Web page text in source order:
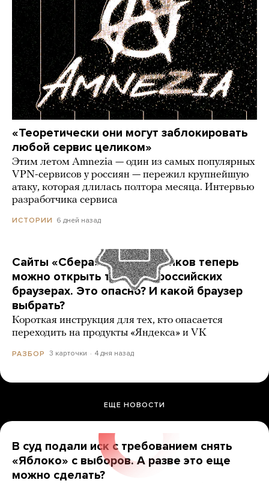
«Теоретически они могут заблокировать
любой сервис целиком»
Этим летом Amnezia — один из самых популярных
VPN-сервисов у россиян — пережил крупнейшую
атаку, которая длилась полтора месяца. Интервью
разработчика сервиса
ИСТОРИИ 6 дней назад
Сайты «Сбера» и других банков теперь
можно открыть только в российских
браузерах. Это опасно? И какой браузер
выбрать?
Короткая инструкция для тех, кто опасается
переходить на продукты «Яндекса» и VK
РАЗБОР 3 карточки 4 дня назад
ЕЩЕ НОВОСТИ
В суд подали иск с требованием снять
«Яблоко» с выборов. А разве это еще
можно сделать?